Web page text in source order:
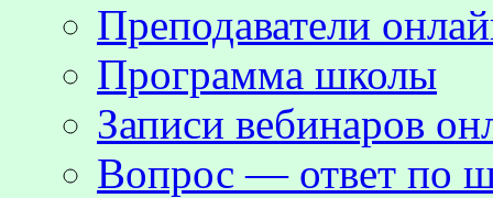
Преподаватели
Программа школы
Записи вебинаров
Вопрос — ответ по